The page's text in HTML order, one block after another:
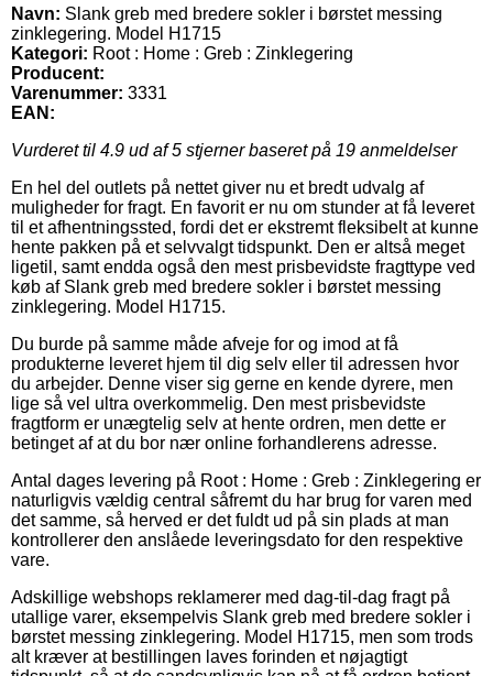
Navn: Slank greb med bredere sokler i børstet messing
zinklegering. Model H1715
Kategori: Root : Home : Greb : Zinklegering
Producent:
Varenummer: 3331
EAN:
Vurderet til 4.9 ud af 5 stjerner baseret på 19 anmeldelser
En hel del outlets på nettet giver nu et bredt udvalg af
muligheder for fragt. En favorit er nu om stunder at få leveret
til et afhentningssted, fordi det er ekstremt fleksibelt at kunne
hente pakken på et selvvalgt tidspunkt. Den er altså meget
ligetil, samt endda også den mest prisbevidste fragttype ved
køb af Slank greb med bredere sokler i børstet messing
zinklegering. Model H1715.
Du burde på samme måde afveje for og imod at få
produkterne leveret hjem til dig selv eller til adressen hvor
du arbejder. Denne viser sig gerne en kende dyrere, men
lige så vel ultra overkommelig. Den mest prisbevidste
fragtform er unægtelig selv at hente ordren, men dette er
betinget af at du bor nær online forhandlerens adresse.
Antal dages levering på Root : Home : Greb : Zinklegering er
naturligvis vældig central såfremt du har brug for varen med
det samme, så herved er det fuldt ud på sin plads at man
kontrollerer den anslåede leveringsdato for den respektive
vare.
Adskillige webshops reklamerer med dag-til-dag fragt på
utallige varer, eksempelvis Slank greb med bredere sokler i
børstet messing zinklegering. Model H1715, men som trods
alt kræver at bestillingen laves forinden et nøjagtigt